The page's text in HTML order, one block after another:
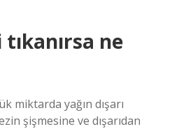
ne
miktarda yağın dışarı
şişmesine ve dışarıdan